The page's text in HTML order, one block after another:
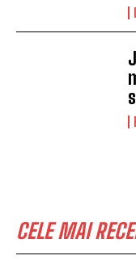
CELE MAI